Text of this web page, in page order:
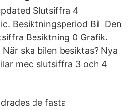
Slutsiffra 4
Besiktningsperiod Bil Den
Besiktning 0 Grafik.
ska bilen besiktas? Nya
med slutsiffra 3 och 4
de fasta